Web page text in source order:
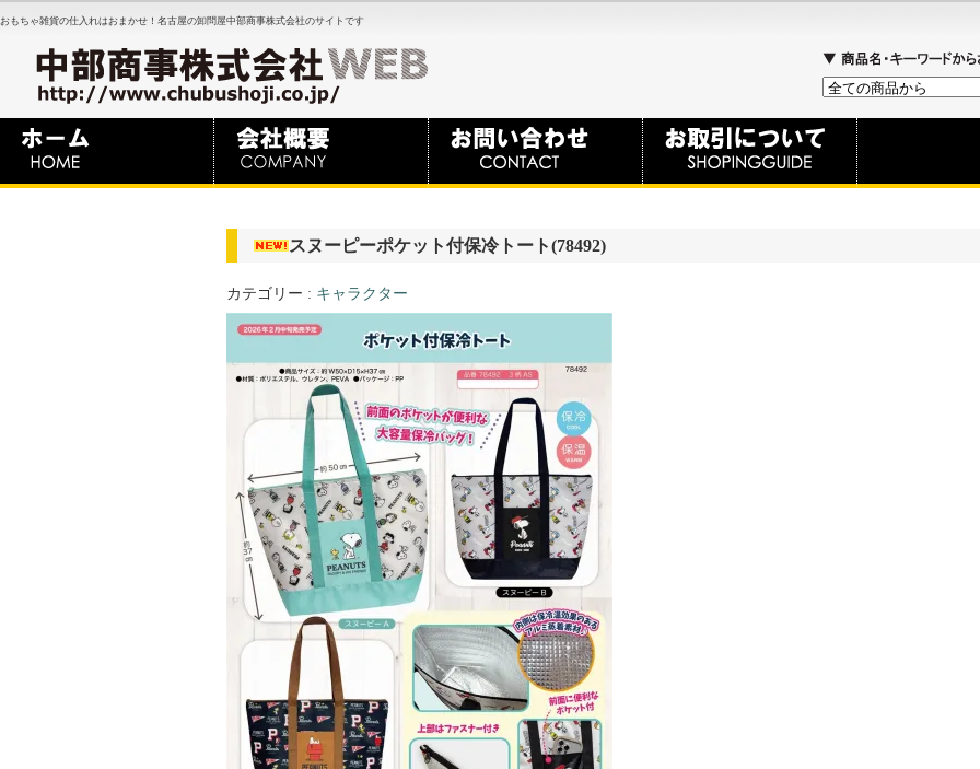
おもちゃ雑貨の仕入れはおまかせ！名古屋の卸問屋中部商事株式会社のサイトです
スヌーピーポケット付保冷トート(78492)
カテゴリー : キャラクター